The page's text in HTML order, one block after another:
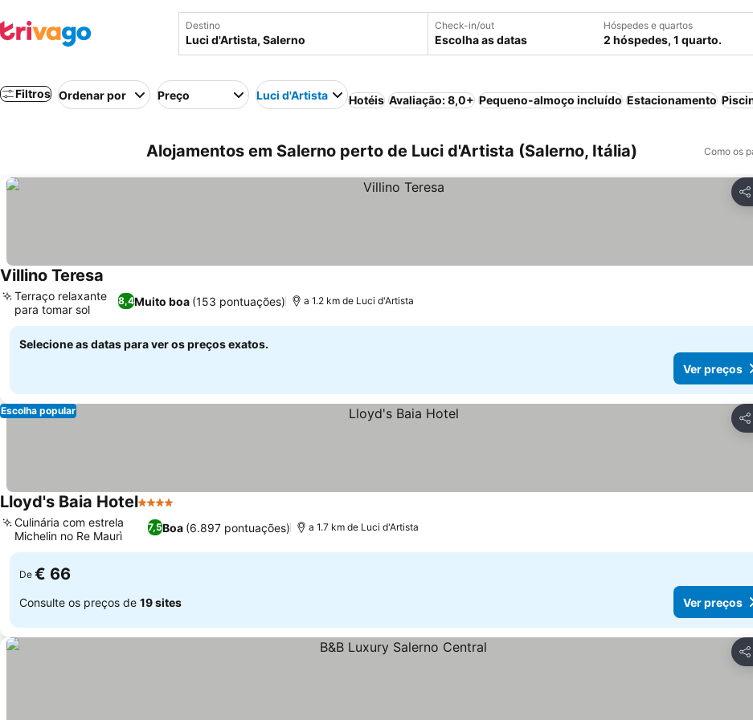
Destino Check-in/out
Escolha as datas
Hóspedes e quartos
2 hóspedes, 1 quarto.
Filtros Ordenar por Preço Luci d'Artista Hotéis Avaliação: 8,0+ Pequeno-almoço incluído Estacionamento
Alojamentos em Salerno perto de Luci d'Artista (Salerno, Itália) Como os
Villino Teresa
8,4Muito boa (153 pontuações)
Terraço relaxante
para tomar sol
a 1.2 km de Luci d'Artista
Selecione as datas para ver os preços exatos.
Ver preços
Escolha popular
Lloyd's Baia Hotel4 Estrelas
7,5Boa (6.897 pontuações)
Culinária com estrela
Michelin no Re Maurì
a 1.7 km de Luci d'Artista
De € 66
Consulte os preços de 19 sites Ver preços